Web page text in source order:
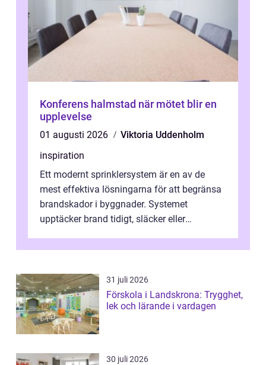
Konferens halmstad när mötet blir en
upplevelse
01 augusti 2026
Viktoria Uddenholm
inspiration
Ett modernt sprinklersystem är en av de
mest effektiva lösningarna för att begränsa
brandskador i byggnader. Systemet
upptäcker brand tidigt, släcker eller
31 juli 2026
Förskola i Landskrona: Trygghet,
lek och lärande i vardagen
30 juli 2026